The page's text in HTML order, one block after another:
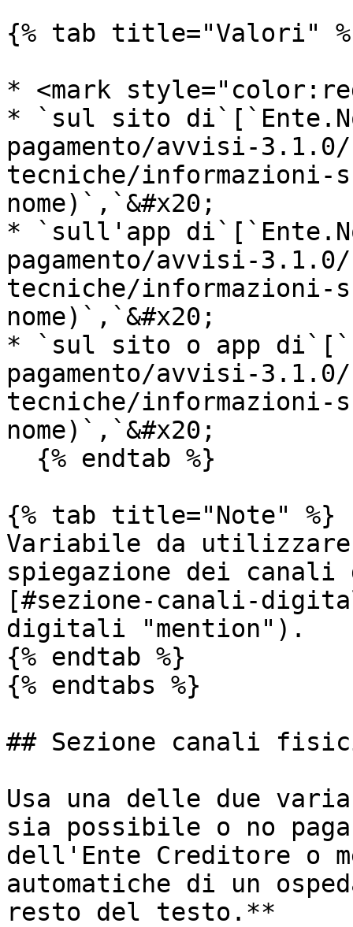
{% tab title="Valori"
* <mark
* `sul sito
pagamento/avvisi-
tecniche/informazioni-
nome)`,`&#x20;
* `sull'app
pagamento/avvisi-
tecniche/informazioni-
nome)`,`&#x20;
* `sul sito o app
pagamento/avvisi-
tecniche/informazioni-
nome)`,`&#x20;
{% tab title="Note" %}
Variabile da
spiegazione dei
[#sezione-canali-
digitali "mention").
{% endtab %}
{% endtabs %}
## Sezione canali
Usa una delle due
sia possibile o no
dell'Ente Creditore o
automatiche di un
resto del testo.**